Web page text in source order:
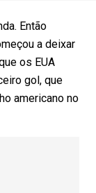
Então
a deixar
os EUA
gol, que
americano no